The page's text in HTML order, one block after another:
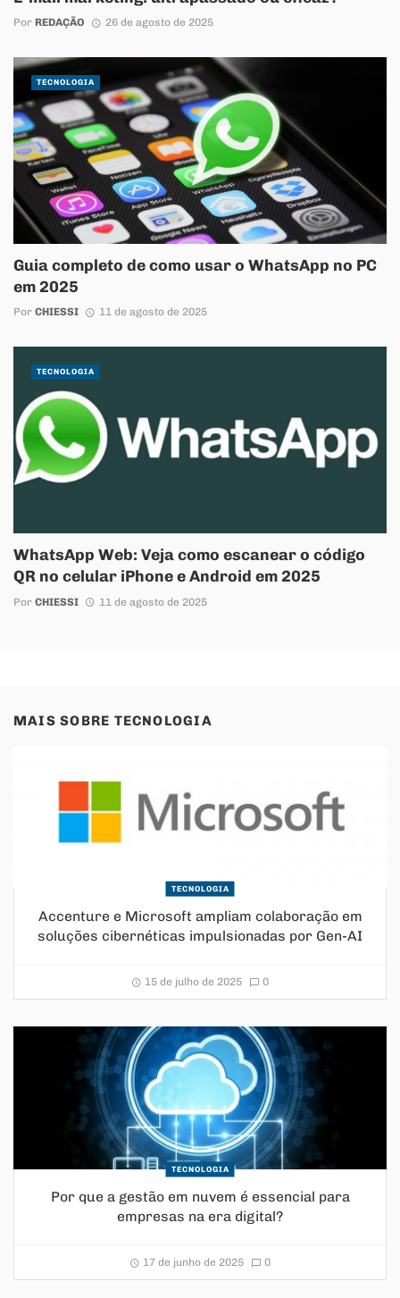
Por REDAÇÃO 26 de agosto de 2025
Guia completo de como usar o WhatsApp no PC
em 2025
Por CHIESSI 11 de agosto de 2025
TECNOLOGIA
WhatsApp Web: Veja como escanear o código
QR no celular iPhone e Android em 2025
Por CHIESSI 11 de agosto de 2025
TECNOLOGIA
MAIS SOBRE TECNOLOGIA
TECNOLOGIA
Accenture e Microsoft ampliam colaboração em
soluções cibernéticas impulsionadas por Gen-AI
15 de julho de 2025 0
TECNOLOGIA
Por que a gestão em nuvem é essencial para
empresas na era digital?
17 de junho de 2025 0